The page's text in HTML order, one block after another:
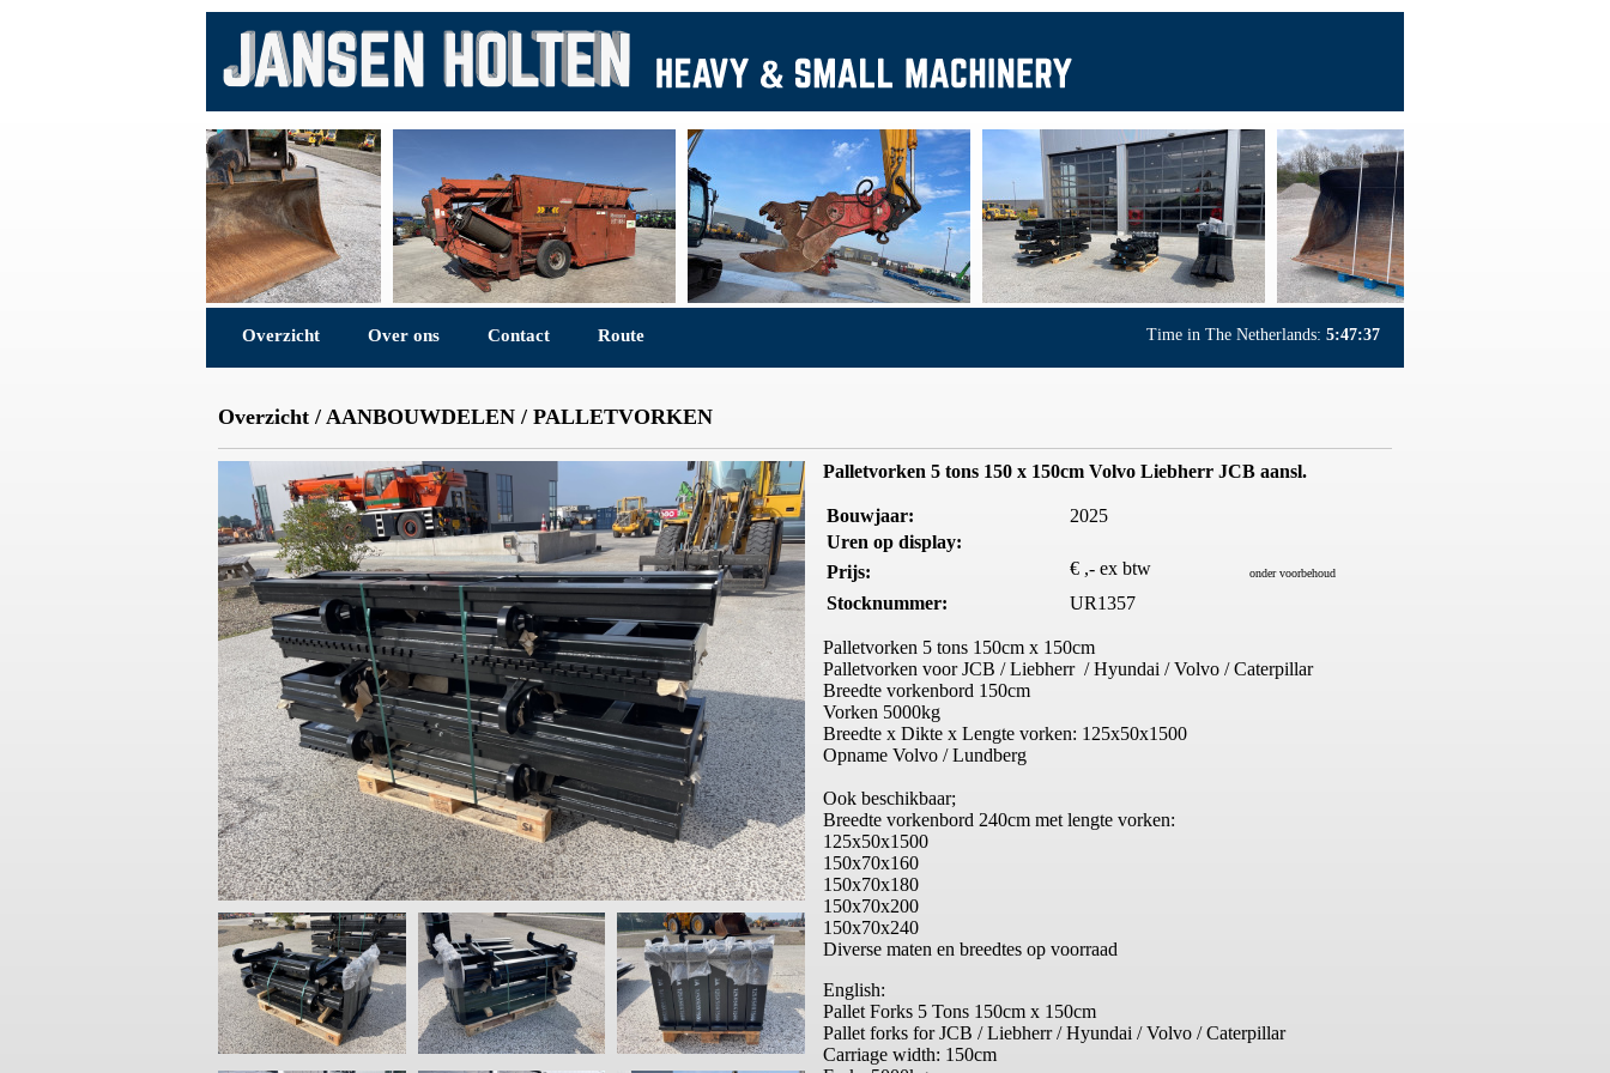
Overzicht Over ons Contact Route Time in The Netherlands: 5:47:37
Overzicht / AANBOUWDELEN / PALLETVORKEN
Palletvorken 5 tons 150 x 150cm Volvo Liebherr JCB aansl.
Bouwjaar:
2025
Uren op display:
Prijs:
€ ,- ex btw onder voorbehoud
Stocknummer: UR1357
Palletvorken 5 tons 150cm x 150cm
Palletvorken voor JCB / Liebherr / Hyundai / Volvo / Caterpillar
Breedte vorkenbord 150cm
Vorken 5000kg
Breedte x Dikte x Lengte vorken: 125x50x1500
Opname Volvo / Lundberg
Ook beschikbaar;
Breedte vorkenbord 240cm met lengte vorken:
125x50x1500
150x70x160
150x70x180
150x70x200
150x70x240
Diverse maten en breedtes op voorraad
English:
Pallet Forks 5 Tons 150cm x 150cm
Pallet forks for JCB / Liebherr / Hyundai / Volvo / Caterpillar
Carriage width: 150cm